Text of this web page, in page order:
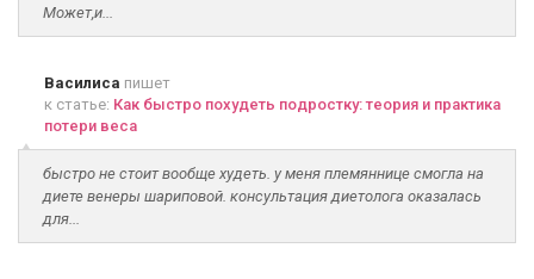
Может,и...
Василиса пишет
к статье: Как быстро похудеть подростку: теория и практика
потери веса
быстро не стоит вообще худеть. у меня племяннице смогла на
диете венеры шариповой. консультация диетолога оказалась
для...